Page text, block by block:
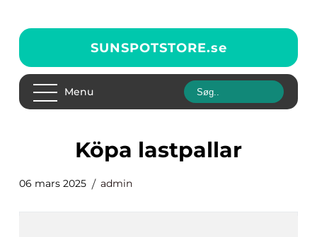
SUNSPOTSTORE.se
Menu
Köpa lastpallar
06 mars 2025 admin